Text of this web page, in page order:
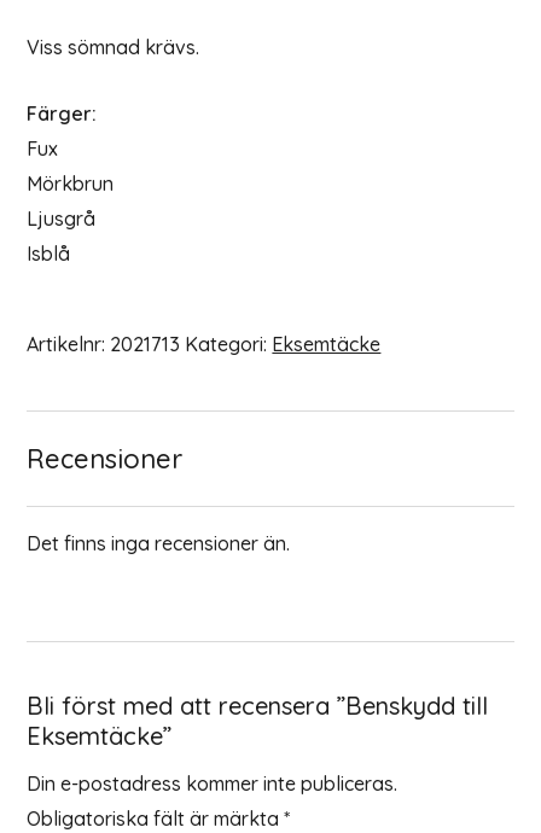
Viss sömnad krävs.
Färger:
Fux
Mörkbrun
Ljusgrå
Isblå
Artikelnr: 2021713 Kategori: Eksemtäcke
Recensioner
Det finns inga recensioner än.
Bli först med att recensera ”Benskydd till
Eksemtäcke”
Din e-postadress kommer inte publiceras.
Obligatoriska fält är märkta*